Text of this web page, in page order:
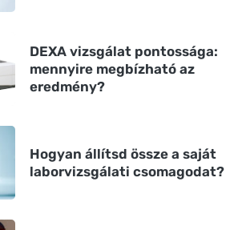
DEXA vizsgálat pontossága:
mennyire megbízható az
eredmény?
Hogyan állítsd össze a saját
laborvizsgálati csomagodat?